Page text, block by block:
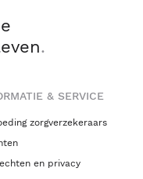
.
& SERVICE
zorgverzekeraars
en privacy